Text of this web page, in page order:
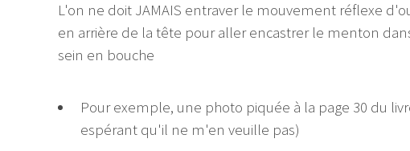
L'on ne doit JAMAIS entraver le mouvement réflexe
en arrière de la tête pour aller encastrer le menton
sein en bouche
Pour exemple, une photo piquée à la page 30 du
espérant qu'il ne m'en veuille pas)